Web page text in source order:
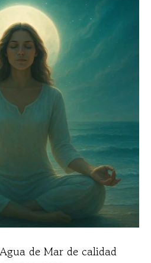
de Mar de calidad